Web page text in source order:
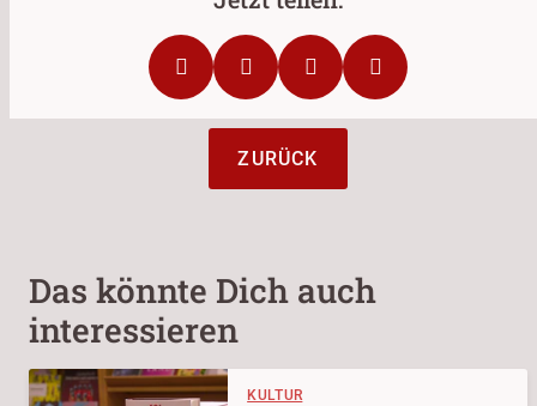
ZURÜCK
Das könnte Dich auch
interessieren
KULTUR